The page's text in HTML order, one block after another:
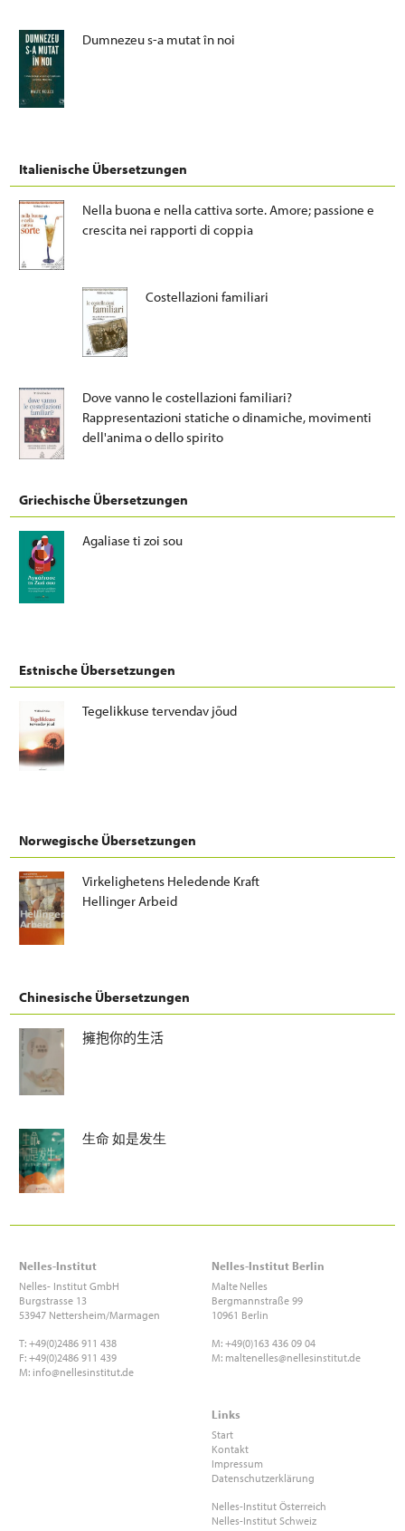
Dumnezeu s-a mutat în noi
Italienische Übersetzungen
Nella buona e nella cattiva sorte. Amore; passione e
crescita nei rapporti di coppia
Costellazioni familiari
Dove vanno le costellazioni familiari?
Rappresentazioni statiche o dinamiche, movimenti
dell'anima o dello spirito
Griechische Übersetzungen
Agaliase ti zoi sou
Estnische Übersetzungen
Tegelikkuse tervendav jõud
Norwegische Übersetzungen
Virkelighetens Heledende Kraft
Hellinger Arbeid
Chinesische Übersetzungen
擁抱你的生活
生命 如是发生
Nelles-Institut
Nelles- Institut GmbH
Burgstrasse 13
53947 Nettersheim/Marmagen
T: +49(0)2486 911 438
F: +49(0)2486 911 439
M: info@nellesinstitut.de
Nelles-Institut Berlin
Malte Nelles
Bergmannstraße 99
10961 Berlin
M: +49(0)163 436 09 04
M: maltenelles@nellesinstitut.de
Links
Start
Kontakt
Impressum
Datenschutzerklärung
Nelles-Institut Österreich
Nelles-Institut Schweiz